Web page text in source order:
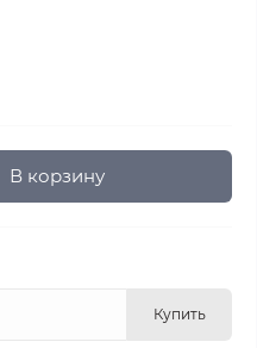
В корзину
Купить